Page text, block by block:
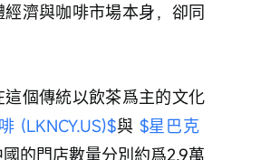
濟與咖啡市場本身，卻同
個傳統以飲茶爲主的文化
(LKNCY.US)$與 $星巴克
的門店數量分別約爲2.9萬